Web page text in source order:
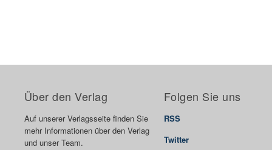
Über den Verlag
Auf unserer Verlagsseite finden Sie
mehr Informationen über den Verlag
und unser Team.
Folgen Sie uns
RSS
Twitter